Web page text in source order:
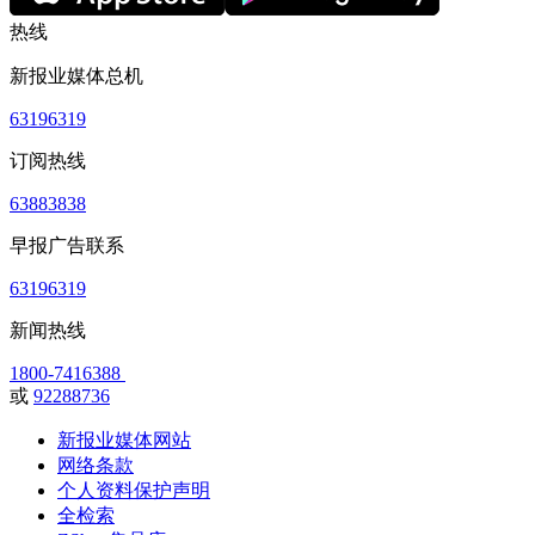
热线
新报业媒体总机
63196319
订阅热线
63883838
早报广告联系
63196319
新闻热线
1800-7416388
或 92288736
新报业媒体网站
网络条款
个人资料保护声明
全检索